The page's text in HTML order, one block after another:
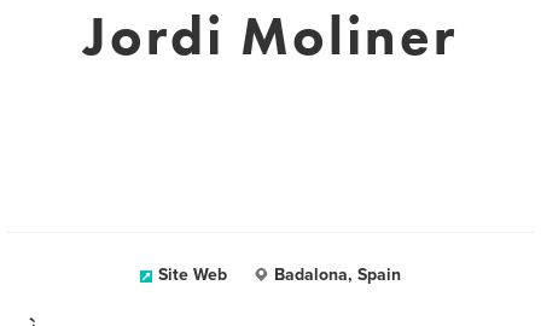
Jordi Moliner
Site Web Badalona, Spain